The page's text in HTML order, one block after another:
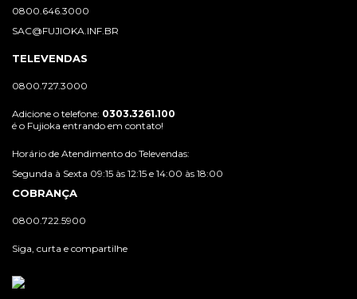
0800.646.3000
SAC@FUJIOKA.INF.BR
TELEVENDAS
0800.727.3000
Adicione o telefone: 0303.3261.100
é o Fujioka entrando em contato!
Horário de Atendimento do Televendas:
Segunda à Sexta 09:15 às 12:15 e 14:00 às 18:00
COBRANÇA
0800.722.5900
Siga, curta e compartilhe